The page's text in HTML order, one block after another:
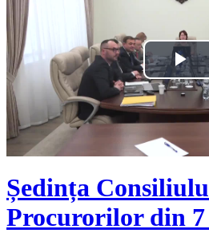
Ședința
Procurorilor din 7